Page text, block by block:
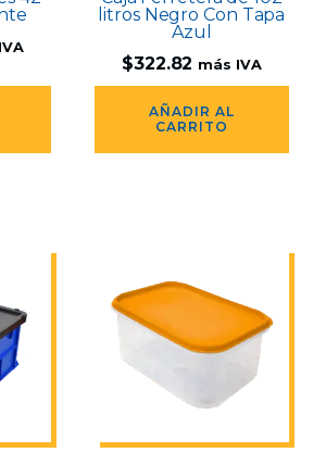
litros Negro Con Tapa
Azul
$322.82 más IVA
AÑADIR AL
CARRITO